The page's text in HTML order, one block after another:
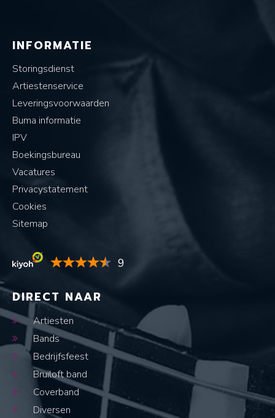
INFORMATIE
Storingsdienst
Artiestenservice
Leveringsvoorwaarden
Buma informatie
IPV
Boekingsbureau
Vacatures
Privacystatement
Cookies
Sitemap
9
DIRECT NAAR
Artiesten
Bands
Bedrijfsfeest
Bruiloft band
Coverband
Diversen